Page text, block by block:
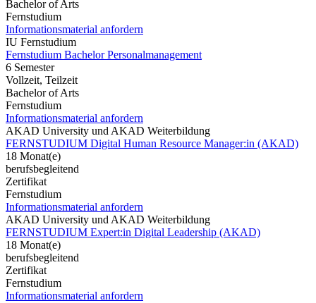
Bachelor of Arts
Fernstudium
Informationsmaterial anfordern
IU Fernstudium
Fernstudium Bachelor Personalmanagement
6 Semester
Vollzeit, Teilzeit
Bachelor of Arts
Fernstudium
Informationsmaterial anfordern
AKAD University und AKAD Weiterbildung
FERNSTUDIUM Digital Human Resource Manager:in (AKAD)
18 Monat(e)
berufsbegleitend
Zertifikat
Fernstudium
Informationsmaterial anfordern
AKAD University und AKAD Weiterbildung
FERNSTUDIUM Expert:in Digital Leadership (AKAD)
18 Monat(e)
berufsbegleitend
Zertifikat
Fernstudium
Informationsmaterial anfordern